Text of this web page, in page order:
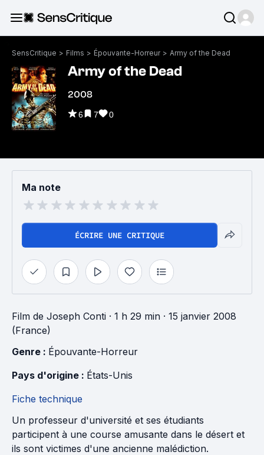
SensCritique > Films > Épouvante-Horreur > Army of the Dead
Army of the Dead
2008
6 7 0
Ma note
ÉCRIRE UNE CRITIQUE
Film de Joseph Conti · 1 h 29 min · 15 janvier 2008
(France)
Genre : Épouvante-Horreur
Pays d'origine : États-Unis
Fiche technique
Un professeur d'université et ses étudiants
participent à une course amusante dans le désert et
ils sont victimes d'une ancienne malédiction.